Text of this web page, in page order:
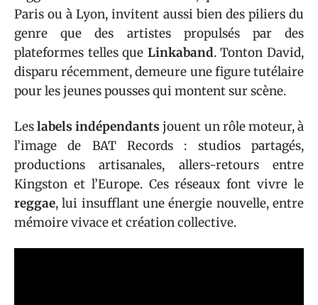
Paris ou à Lyon, invitent aussi bien des piliers du
genre que des artistes propulsés par des
plateformes telles que Linkaband. Tonton David,
disparu récemment, demeure une figure tutélaire
pour les jeunes pousses qui montent sur scène.
Leslabels indépendants jouent un rôle moteur, à
l’image de BAT Records : studios partagés,
productions artisanales, allers-retours entre
Kingston et l’Europe. Ces réseaux font vivre le
reggae, lui insufflant une énergie nouvelle, entre
mémoire vivace et création collective.